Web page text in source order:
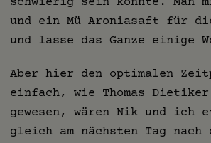
und ein Mü Aroniasaft für
und lasse das Ganze einige
Aber hier den optimalen
einfach, wie Thomas
gewesen, wären Nik und ich
gleich am nächsten Tag